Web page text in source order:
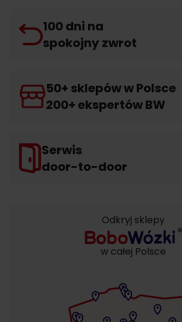
100 dni na
spokojny zwrot
50+ sklepów w Polsce
200+ ekspertów BW
Serwis
door-to-door
Odkryj sklepy
w całej Polsce